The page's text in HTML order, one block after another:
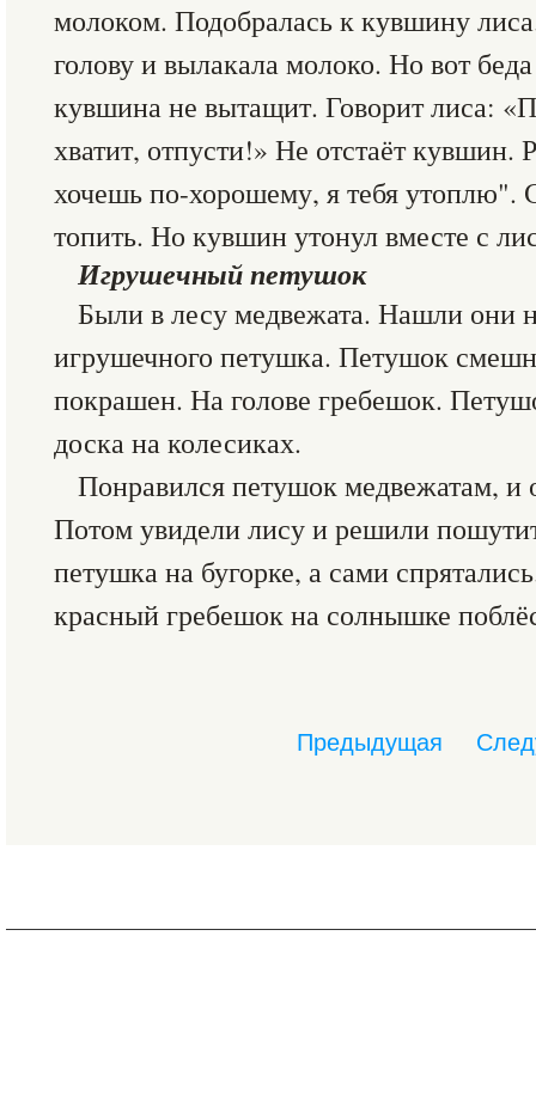
молоком. Подобралась к кувшину
голову и вылакала молоко. Но вот
кувшина не вытащит. Говорит лиса:
хватит, отпусти!» Не отстаёт кувшин.
хочешь по-хорошему, я тебя утоплю".
топить. Но кувшин утонул вместе с
Игрушечный петушок
Были в лесу медвежата. Нашли они
игрушечного петушка. Петушок
покрашен. На голове гребешок.
доска на колесиках.
Понравился петушок медвежатам,
Потом увидели лису и решили
петушка на бугорке, а сами
красный гребешок на солнышке
Предыдущая